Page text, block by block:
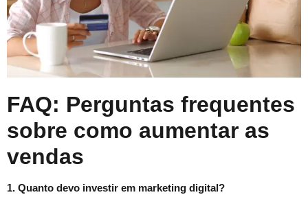
FAQ: Perguntas frequentes
sobre como aumentar as
vendas
1. Quanto devo investir em marketing digital?